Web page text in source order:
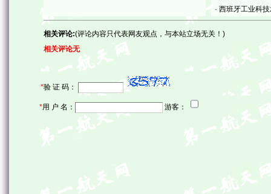
· 西班牙工业科
相关评论:(评论内容只代表网友观点，与本站立场无关！)
相关评论无
*验 证 码：
*用 户 名： 游客：